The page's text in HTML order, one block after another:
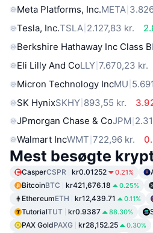
Meta Platforms, Inc.META
Tesla, Inc.TSLA 2.127,83 kr.
Berkshire Hathaway Inc Class B
Eli Lilly And CoLLY 7.670,23 kr.
Micron Technology IncMU
SK HynixSKHY 893,55 kr.
JPmorgan Chase & CoJPM
Walmart IncWMT 722,96 kr.
Mest besøgte
CasperCSPR kr0.01252 0.21%
BitcoinBTC kr421,676.18 0.25%
EthereumETH kr12,439.71 0.11%
TutorialTUT kr0.9387 88.30%
PAX GoldPAXG kr28,152.25 0.30%